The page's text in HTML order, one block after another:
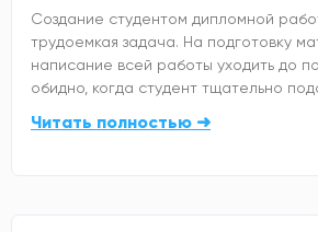
Создание студентом дипломной
трудоемкая задача. На подготовку
написание всей работы уходить до
обидно, когда студент тщательно
Читать полностью ➜